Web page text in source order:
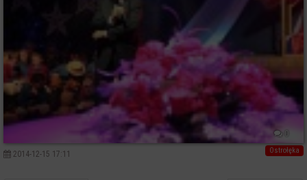
0
Ostrołęka
2014-12-15 17:11